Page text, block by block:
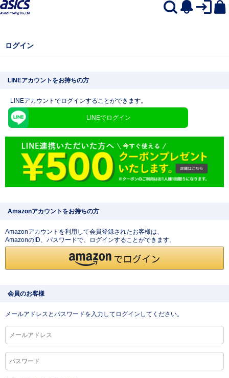
ログイン
LINEアカウントをお持ちの方
LINEアカウントでログインすることができます。
LINEでログイン
Amazonアカウントをお持ちの方
Amazonアカウントを利用して会員登録されたお客様は、
AmazonのID、パスワードで、ログインすることができます。
会員のお客様
メールアドレスとパスワードを入力してログインしてください。